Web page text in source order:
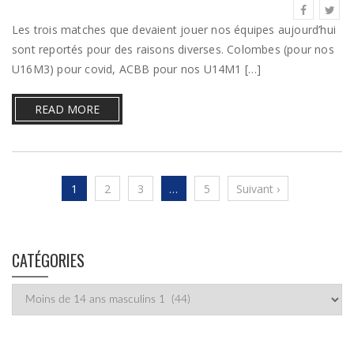
Les trois matches que devaient jouer nos équipes aujourd’hui
sont reportés pour des raisons diverses. Colombes (pour nos
U16M3) pour covid, ACBB pour nos U14M1 […]
READ MORE
1 2 3 … 5 Suivant ›
CATÉGORIES
Catégories